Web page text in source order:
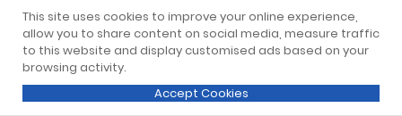
This site uses cookies to improve your online experience,
allow you to share content on social media, measure traffic
to this website and display customised ads based on your
browsing activity.
Accept Cookies